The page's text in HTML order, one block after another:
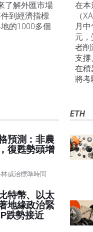
了解外匯市場
到經濟指標
的1000多個
在本
（
月
元
者削
支撐
在積
將考
預測：非農
復甦勢頭增
林威治標準時間
特幣、以太
地緣政治緊
跌勢接近
ETH